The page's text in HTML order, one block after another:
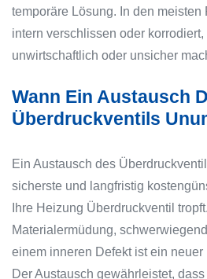
temporäre Lösung. In den meisten
intern verschlissen oder
unwirtschaftlich oder unsicher
Wann Ein Austausch
Überdruckventils
Ein Austausch des
sicherste und langfristig
Ihre Heizung Überdruckventil
Materialermüdung,
einem inneren Defekt ist ein
Der Austausch gewährleistet,